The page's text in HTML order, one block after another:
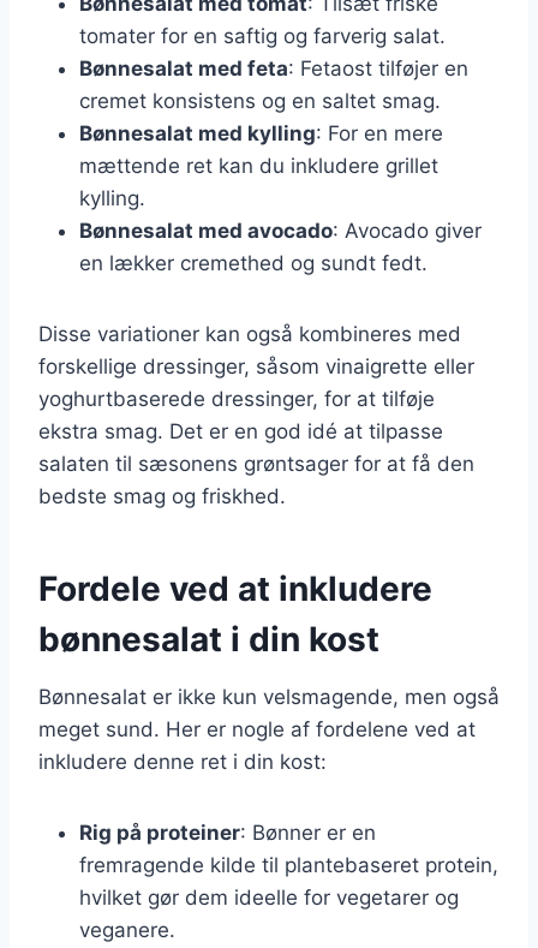
tomater for en saftig og farverig salat.
Bønnesalat med feta: Fetaost tilføjer en
cremet konsistens og en saltet smag.
Bønnesalat med kylling: For en mere
mættende ret kan du inkludere grillet
kylling.
Bønnesalat med avocado: Avocado giver
en lækker cremethed og sundt fedt.
Disse variationer kan også kombineres med
forskellige dressinger, såsom vinaigrette eller
yoghurtbaserede dressinger, for at tilføje
ekstra smag. Det er en god idé at tilpasse
salaten til sæsonens grøntsager for at få den
bedste smag og friskhed.
Fordele ved at inkludere
bønnesalat i din kost
Bønnesalat er ikke kun velsmagende, men også
meget sund. Her er nogle af fordelene ved at
inkludere denne ret i din kost:
Rig på proteiner: Bønner er en
fremragende kilde til plantebaseret protein,
hvilket gør dem ideelle for vegetarer og
veganere.